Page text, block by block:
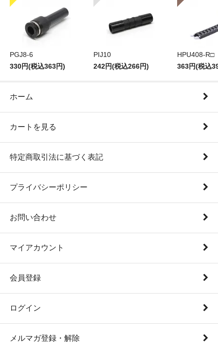
PGJ8-6
330円(税込363円)
PIJ10
242円(税込266円)
HPU408-R□
363円(税込
ホーム
カートを見る
特定商取引法に基づく表記
プライバシーポリシー
お問い合わせ
マイアカウント
会員登録
ログイン
メルマガ登録・解除